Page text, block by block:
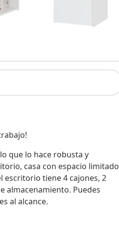
que lo hace robusta y
casa con espacio limitado
escritorio tiene 4 cajones, 2
almacenamiento. Puedes
al alcance.